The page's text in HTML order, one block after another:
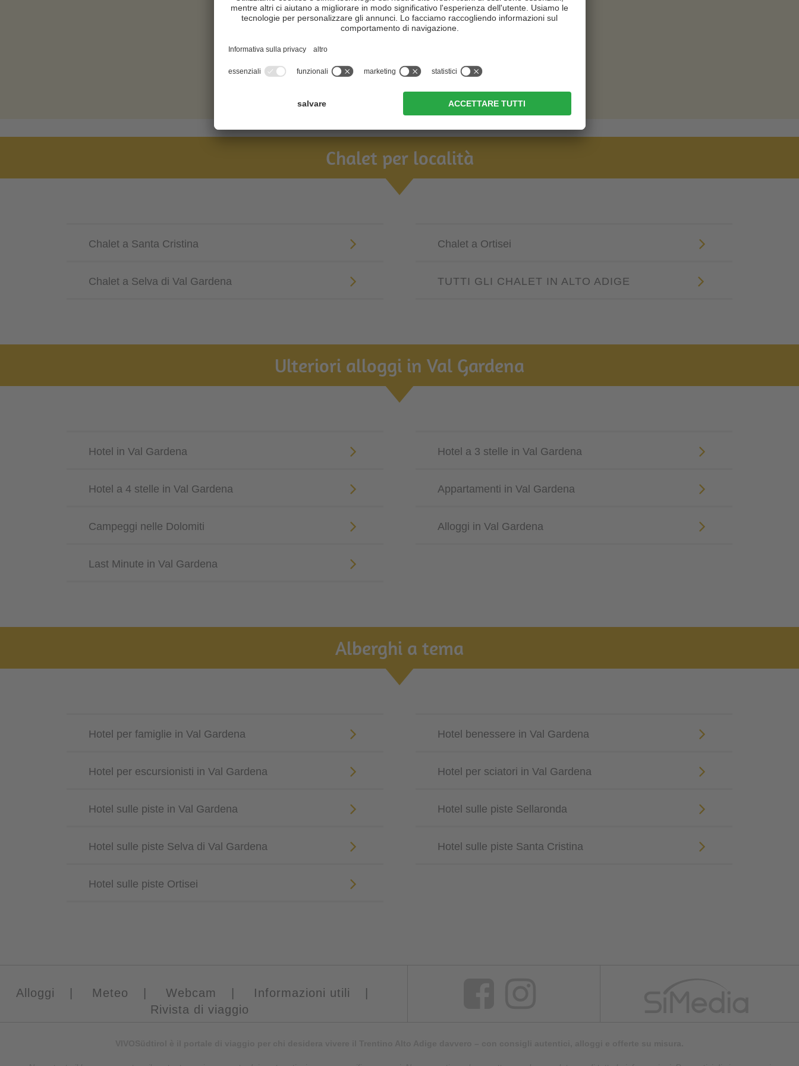
Chalet per località
Chalet a Santa Cristina Chalet a Ortisei
Chalet a Selva di Val Gardena TUTTI GLI CHALET IN ALTO ADIGE
Ulteriori alloggi in Val Gardena
Hotel in Val Gardena Hotel a 3 stelle in Val Gardena
Hotel a 4 stelle in Val Gardena Appartamenti in Val Gardena
Campeggi nelle Dolomiti Alloggi in Val Gardena
Last Minute in Val Gardena
Alberghi a tema
Hotel per famiglie in Val Gardena Hotel benessere in Val Gardena
Hotel per escursionisti in Val Gardena Hotel per sciatori in Val Gardena
Hotel sulle piste in Val Gardena Hotel sulle piste Sellaronda
Hotel sulle piste Selva di Val Gardena Hotel sulle piste Santa Cristina
Hotel sulle piste Ortisei
Alloggi Meteo Webcam Informazioni utili
Rivista di viaggio